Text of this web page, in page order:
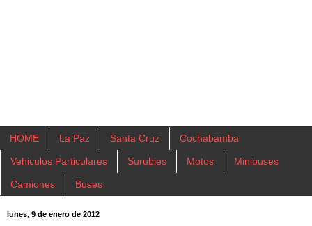
HOME La Paz Santa Cruz Cochabamba
Vehiculos Particulares Surubies Motos Minibuses
Camiones Buses
lunes, 9 de enero de 2012